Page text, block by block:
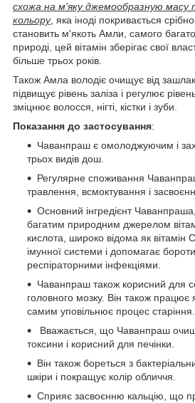
схожа на м'яку джемообразную масу
кольору, яка іноді покривається
становить м'якоть Амли, самого
природі, цей вітамін зберігає свої
більше трьох років.
Також Амла володіє очищує від
підвищує рівень заліза і регулює
зміцнює волосся, нігті, кістки і зуби.
Показання до застосування:
Чаванпраш є омолоджуючим і
трьох видів дош.
Регулярне споживання
травлення, всмоктування і
Основний інгредієнт
багатим природним джерелом
кислота, широко відома як вітамін
імунної системи і допомагає
респіраторними інфекціями.
Чаванпраш також корисний для
головного мозку. Він також працює
самим уповільнює процес старіння.
Вважається, що Чаванпраш
токсини і корисний для печінки.
Він також бореться з
шкіри і покращує колір обличчя.
Сприяє засвоєнню кальцію, що